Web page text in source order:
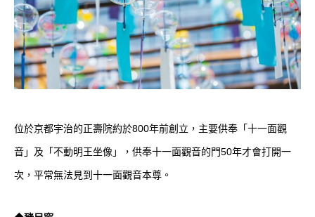
位於京都宇治的正壽院約於800年前創立，主要供奉「十一面觀
音」及「不動明王坐像」，供奉十一面觀音的門50年才會打開一
次，平常無法見到十一面觀音本尊。